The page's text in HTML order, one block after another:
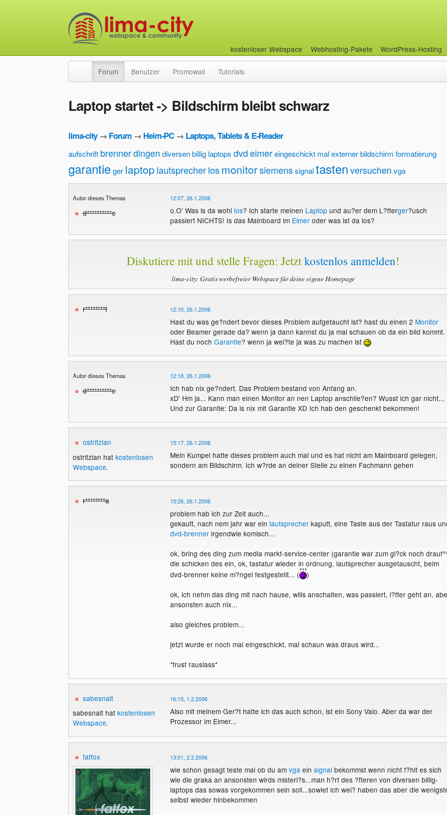
kostenloser Webspace Webhosting-Pakete WordPress-Hosting
Forum Benutzer Promowall Tutorials
Laptop startet -> Bildschirm bleibt schwarz
lima-city→ Forum → Heim-PC → Laptops, Tablets & E-Reader
aufschrift brennerdingen diversen billig laptops dvdeimereingeschickt malexterner bildschirm formatierung
garantieger laptop lautsprecherlosmonitorsiemenssignaltastenversuchen vga
Autor dieses Themas
d**********e
12:07, 26.1.2006
o.O' Was is da wohl los? Ich starte meinen Laptop und au?er dem L?fterger?usch
passiert NICHTS! Is das Mainboard im Eimeroder was ist da los?
Diskutiere mit und stelle Fragen: Jetztkostenlos anmelden!
lima-city: Gratis werbefreier Webspace für deine eigene Homepage
r********t 12:10, 26.1.2006
Hast du was ge?ndert bevor dieses Problem aufgetaucht ist? hast du einen 2 Monitor
oder Beamer gerade da? wenn ja dann kannst du ja mal schauen ob da ein bild kommt.
Hast du noch Garantie? wenn ja wei?te ja was zu machen ist
Autor dieses Themas
d**********e
12:18, 26.1.2006
Ich hab nix ge?ndert. Das Problem bestand von Anfang an.
xD' Hm ja... Kann man einen Monitor an nen Laptop anschlie?en? Wusst ich gar nicht...
Und zur Garantie: Da is nix mit Garantie XD Ich hab den geschenkt bekommen!
ostritzlan
ostritzlan hat kostenlosen
Webspace.
15:17, 26.1.2006
Mein Kumpel hatte dieses problem auch mal und es hat nicht am Mainboard gelegen,
sondern am Bildschirm. Ich w?rde an deiner Stelle zu einen Fachmann gehen
r********a 15:26, 26.1.2006
problem hab ich zur Zeit auch...
gekauft, nach nem jahr war ein lautsprecherkaputt, eine Taste aus der Tastatur raus
dvd-brennerirgendwie komisch...
ok, bring des ding zum media markt-service-center (garantie war zum gl?ck noch
die schicken des ein, ok, tastatur wieder in ordnung, lautsprecher ausgetauscht, beim
dvd-brenner keine m?ngel festgestellt... (
)
ok, ich nehm das ding mit nach hause, wills anschalten, was passiert, l?fter geht an,
ansonsten auch nix...
also gleiches problem...
jetzt wurde er noch mal eingeschickt, mal schaun was draus wird...
*frust rauslass*
sabesnait
sabesnait hat kostenlosen
Webspace.
16:15, 1.2.2006
Also mit meinem Ger?t hatte ich das auch schon, ist ein Sony Vaio. Aber da war der
Prozessor im Eimer...
fatfox 13:01, 2.2.2006
wie schon gesagt teste mal ob du am vga ein signal bekommst wenn nicht f?hlt es sich
wie die graka an ansonsten wirds misteri?s...man h?rt des ?fteren von diversen billig-
laptops das sowas vorgekommen sein soll...sowiet ich wei? haben das aber die
selbst wieder hinbekommen